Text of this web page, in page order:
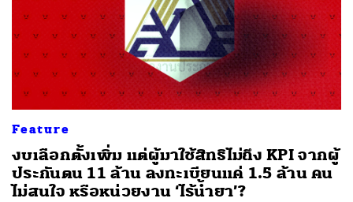
Feature
งบเลือกตั้งเพิ่ม แต่ผู้มาใช้สิทธิไม่ถึง KPI จากผู้
ประกันตน 11 ล้าน ลงทะเบียนแค่ 1.5 ล้าน คน
ไม่สนใจ หรือหน่วยงาน ‘ไร้น้ำยา’?